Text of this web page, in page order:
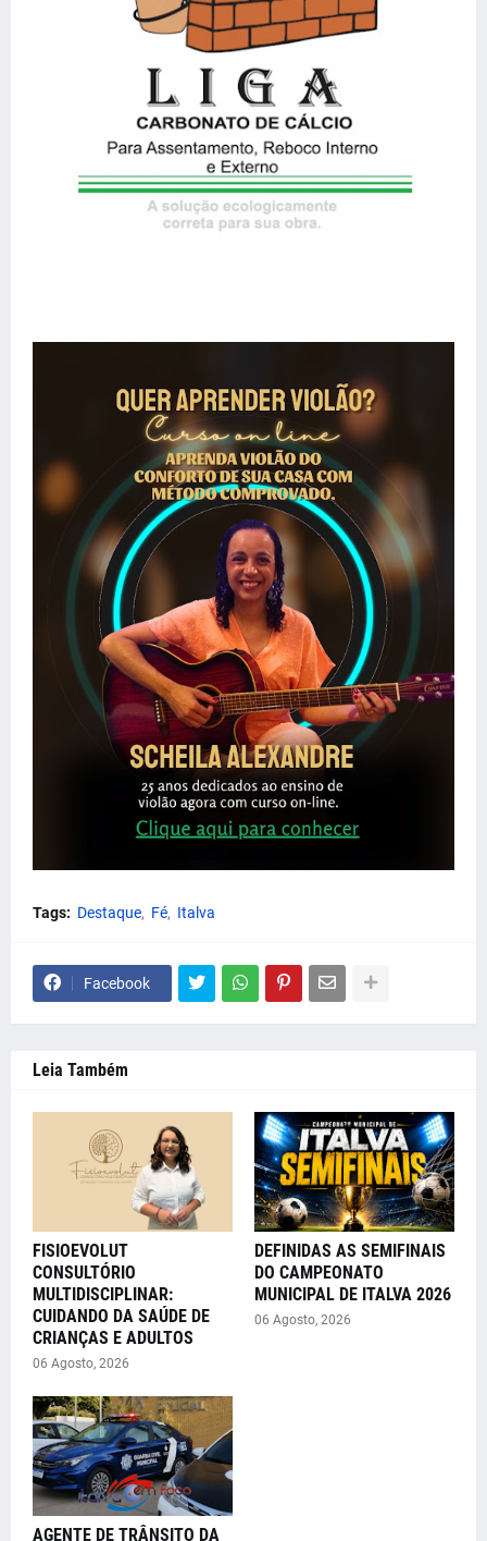
Tags: Destaque Fé Italva
Facebook
Leia Também
FISIOEVOLUT
CONSULTÓRIO
MULTIDISCIPLINAR:
CUIDANDO DA SAÚDE DE
CRIANÇAS E ADULTOS
06 Agosto, 2026
DEFINIDAS AS SEMIFINAIS
DO CAMPEONATO
MUNICIPAL DE ITALVA 2026
06 Agosto, 2026
AGENTE DE TRÂNSITO DA